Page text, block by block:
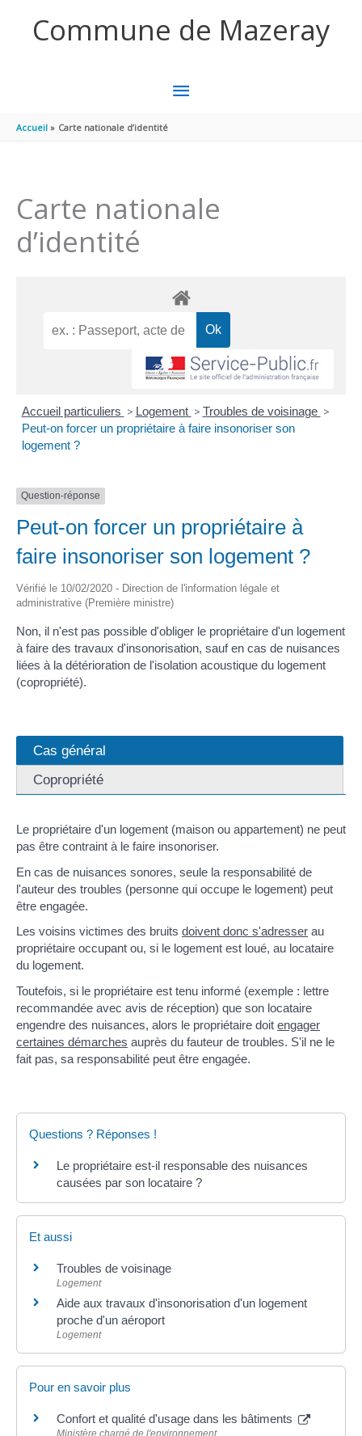
Commune de Mazeray
MENU
Accueil Carte nationale d’identité
Carte nationale
d’identité
Accueil particuliers > Logement > Troubles de voisinage >
Peut-on forcer un propriétaire à faire insonoriser son
logement ?
Question-réponse
Peut-on forcer un propriétaire à
faire insonoriser son logement ?
Vérifié le 10/02/2020 - Direction de l'information légale et
administrative (Première ministre)
Non, il n'est pas possible d'obliger le propriétaire d'un logement
à faire des travaux d'insonorisation, sauf en cas de nuisances
liées à la détérioration de l'isolation acoustique du logement
(copropriété).
Cas général
Copropriété
Le propriétaire d'un logement (maison ou appartement) ne peut
pas être contraint à le faire insonoriser.
En cas de nuisances sonores, seule la responsabilité de
l'auteur des troubles (personne qui occupe le logement) peut
être engagée.
Les voisins victimes des bruits doivent donc s'adresser au
propriétaire occupant ou, si le logement est loué, au locataire
du logement.
Toutefois, si le propriétaire est tenu informé (exemple : lettre
recommandée avec avis de réception) que son locataire
engendre des nuisances, alors le propriétaire doit engager
certaines démarches auprès du fauteur de troubles. S'il ne le
fait pas, sa responsabilité peut être engagée.
Questions ? Réponses !
Le propriétaire est-il responsable des nuisances
causées par son locataire ?
Et aussi
Troubles de voisinage
Logement
Aide aux travaux d'insonorisation d'un logement
proche d'un aéroport
Logement
Pour en savoir plus
Confort et qualité d'usage dans les bâtiments
Ministère chargé de l'environnement